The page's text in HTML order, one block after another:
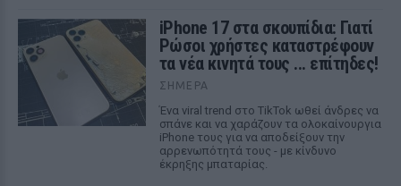
iPhone 17 στα σκουπίδια: Γιατί
Ρώσοι χρήστες καταστρέφουν
τα νέα κινητά τους ... επίτηδες!
ΣΉΜΕΡΑ
Ένα viral trend στο TikTok ωθεί άνδρες να
σπάνε και να χαράζουν τα ολοκαίνουργια
iPhone τους για να αποδείξουν την
αρρενωπότητά τους - με κίνδυνο
έκρηξης μπαταρίας.